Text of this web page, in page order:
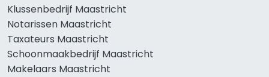
Klussenbedrijf Maastricht
Notarissen Maastricht
Taxateurs Maastricht
Schoonmaakbedrijf Maastricht
Makelaars Maastricht